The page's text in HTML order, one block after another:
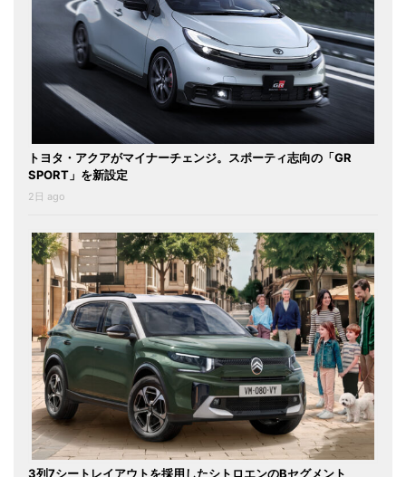
トヨタ・アクアがマイナーチェンジ。スポーティ志向の「GR
SPORT」を新設定
2日 ago
3列7シートレイアウトを採用したシトロエンのBセグメント